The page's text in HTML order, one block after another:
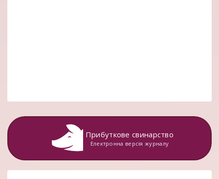
Прибуткове свинарство
Електронна версія журналу